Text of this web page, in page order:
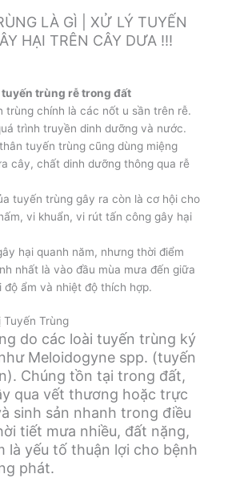
tuyến trùng rễ trong đất
trùng chính là các nốt u sần trên rễ.
trình truyền dinh dưỡng và nước.
tuyến trùng cũng dùng miệng
cây, chất dinh dưỡng thông qua rễ
tuyến trùng gây ra còn là cơ hội cho
vi khuẩn, vi rút tấn công gây hại
hại quanh năm, nhưng thời điểm
nhất là vào đầu mùa mưa đến giữa
độ ẩm và nhiệt độ thích hợp.
Tuyến Trùng
do các loài tuyến trùng ký
Meloidogyne spp. (tuyến
Chúng tồn tại trong đất,
qua vết thương hoặc trực
sinh sản nhanh trong điều
tiết mưa nhiều, đất nặng,
là yếu tố thuận lợi cho bệnh
phát.